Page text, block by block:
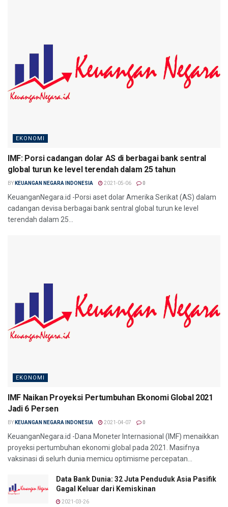
EKONOMI
IMF: Porsi cadangan dolar AS di berbagai bank sentral
global turun ke level terendah dalam 25 tahun
BY KEUANGAN NEGARA INDONESIA 2021-05-06 0
KeuanganNegara.id -Porsi aset dolar Amerika Serikat (AS) dalam
cadangan devisa berbagai bank sentral global turun ke level
terendah dalam 25...
EKONOMI
IMF Naikan Proyeksi Pertumbuhan Ekonomi Global 2021
Jadi 6 Persen
BY KEUANGAN NEGARA INDONESIA 2021-04-07 0
KeuanganNegara.id -Dana Moneter Internasional (IMF) menaikkan
proyeksi pertumbuhan ekonomi global pada 2021. Masifnya
vaksinasi di selurh dunia memicu optimisme percepatan...
Data Bank Dunia: 32 Juta Penduduk Asia Pasifik
Gagal Keluar dari Kemiskinan
2021-03-26